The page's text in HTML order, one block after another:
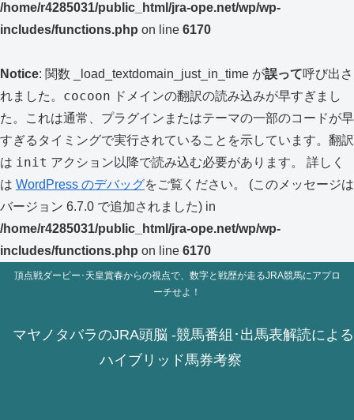
/home/r4285031/public_html/jra-ope.net/wp/wp-
includes/functions.php on line 6170
Notice: 関数 _load_textdomain_just_in_time が誤って呼び出さ
れました。 cocoon ドメインの翻訳の読み込みが早すぎまし
た。これは通常、プラグインまたはテーマの一部のコードが早
すぎるタイミングで実行されていることを示しています。翻訳
は init アクション以降で読み込む必要があります。 詳しく
は WordPress のデバッグをご覧ください。 (このメッセージは
バージョン 6.7.0 で追加されました) in
/home/r4285031/public_html/jra-ope.net/wp/wp-
includes/functions.php on line 6170
頂点戦ダービー･天皇賞春からの視点で、数字と戦歴が走るJRA競馬にアプロ
ーチせよ！
マヤノタバラのJRA頭脳 -競馬番組･出馬表解読による
ハイブリッド馬券考察